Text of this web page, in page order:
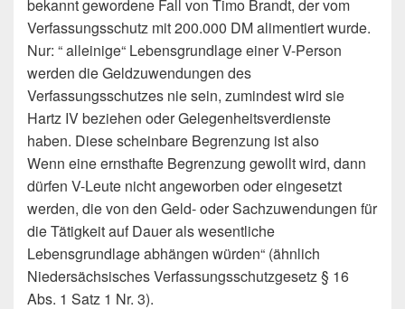
bekannt gewordene Fall von Timo Brandt, der vom
Verfassungsschutz mit 200.000 DM alimentiert wurde.
Nur: “ alleinige“ Lebensgrundlage einer V-Person
werden die Geldzuwendungen des
Verfassungsschutzes nie sein, zumindest wird sie
Hartz IV beziehen oder Gelegenheitsverdienste
haben. Diese scheinbare Begrenzung ist also
Wenn eine ernsthafte Begrenzung gewollt wird, dann
dürfen V-Leute nicht angeworben oder eingesetzt
werden, die von den Geld- oder Sachzuwendungen für
die Tätigkeit auf Dauer als wesentliche
Lebensgrundlage abhängen würden“ (ähnlich
Niedersächsisches Verfassungsschutzgesetz § 16
Abs. 1 Satz 1 Nr. 3).